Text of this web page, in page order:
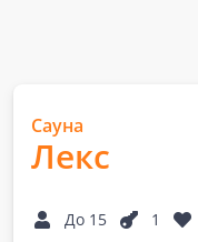
Сауна
Лекс
До 15 1